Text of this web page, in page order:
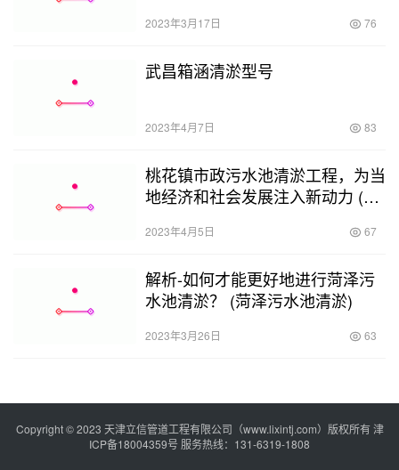
2023年3月17日 76
武昌箱涵清淤型号
2023年4月7日 83
桃花镇市政污水池清淤工程，为当
地经济和社会发展注入新动力 (桃
2023年4月5日 67
解析-如何才能更好地进行菏泽污
水池清淤？ (菏泽污水池清淤)
2023年3月26日 63
Copyright © 2023 天津立信管道工程有限公司（www.lixintj.com）版权所有津
ICP备18004359号 服务热线：131-6319-1808